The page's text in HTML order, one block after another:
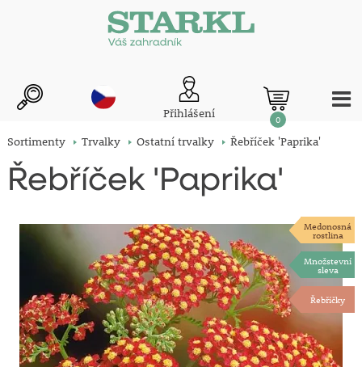
Přihlášení 0
Sortimenty Trvalky Ostatní trvalky Řebříček 'Paprika'
Řebříček 'Paprika'
Medonosná
rostlina
Množstevní
sleva
Řebříčky